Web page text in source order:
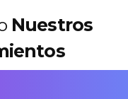
Nuestros